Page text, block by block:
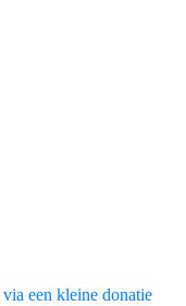
via een kleine donatie